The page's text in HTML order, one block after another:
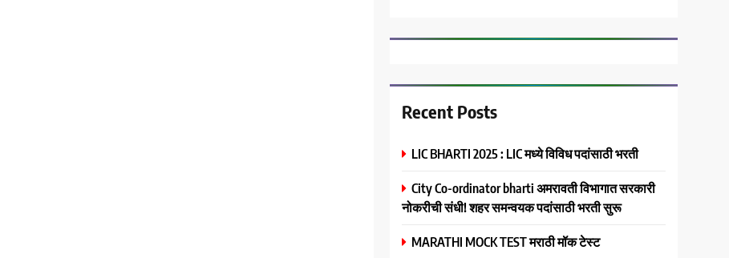
Recent Posts
LIC BHARTI 2025 : LIC मध्ये विविध पदांसाठी भरती
City Co-ordinator bharti अमरावती विभागात सरकारी
नोकरीची संधी! शहर समन्वयक पदांसाठी भरती सुरू
MARATHI MOCK TEST मराठी मॉक टेस्ट